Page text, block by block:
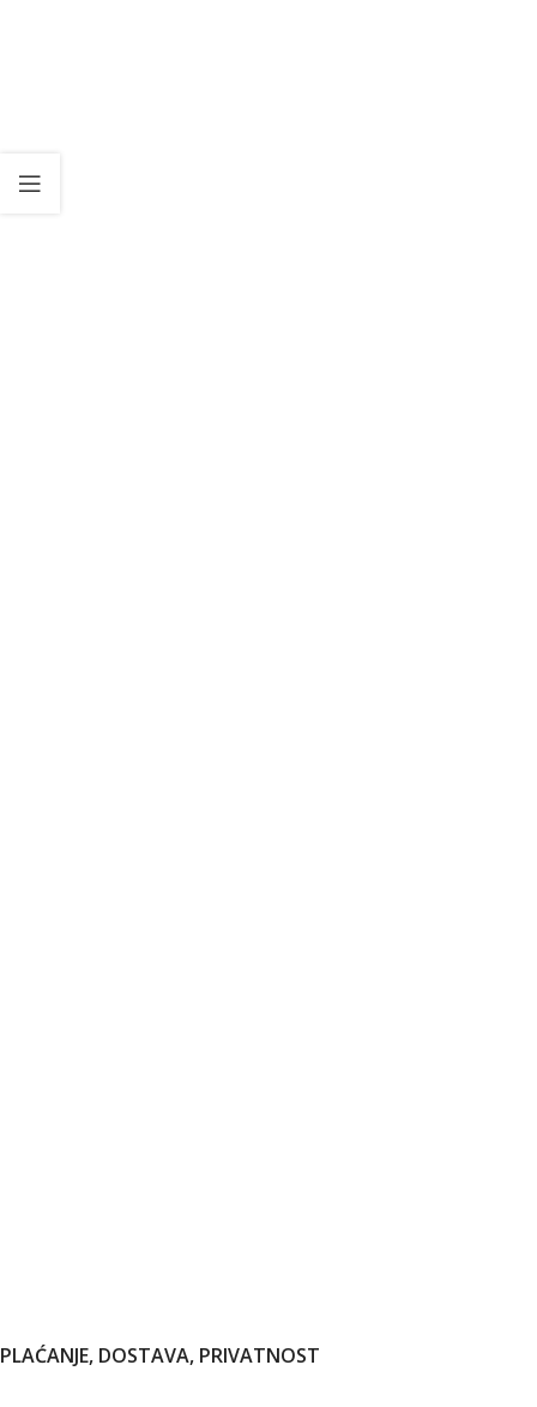
PLAĆANJE, DOSTAVA, PRIVATNOST